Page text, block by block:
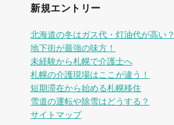
新規エントリー
北海道の冬はガス代・灯油代が高い？
地下街が最強の味方！
未経験から札幌で介護士へ
札幌の介護現場はここが違う！
短期滞在から始める札幌移住
雪道の運転や除雪はどうする？
サイトマップ